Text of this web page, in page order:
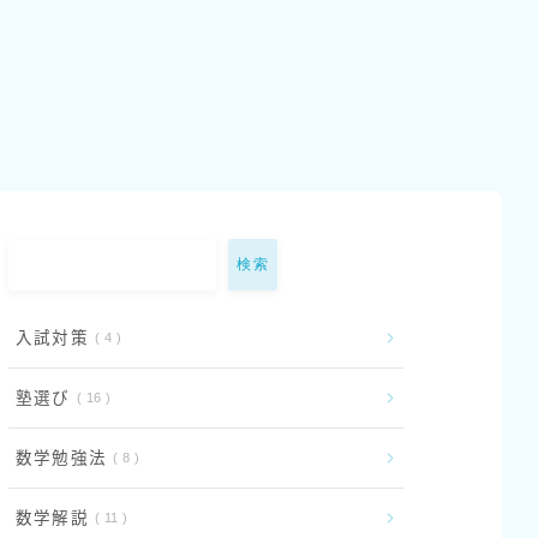
検索
入試対策 4
塾選び 16
数学勉強法 8
数学解説 11